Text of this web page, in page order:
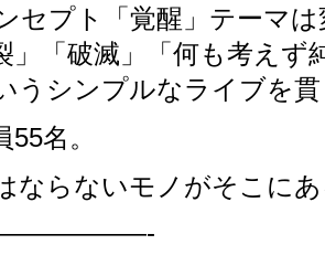
セプト「覚醒」テーマ
」「破滅」「何も考えず
うシンプルなライブを
名。
ならないモノがそこに